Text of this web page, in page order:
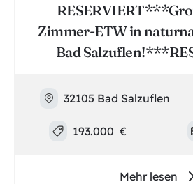
Zimmer-ETW in
Bad
32105 Bad Salzuflen
193.000 €
Mehr lesen